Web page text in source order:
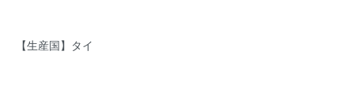
【生産国】タイ